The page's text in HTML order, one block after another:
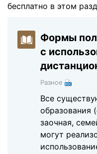
бесплатно в этом
Формы
с
Разное
Все
образования
заочная,
могут